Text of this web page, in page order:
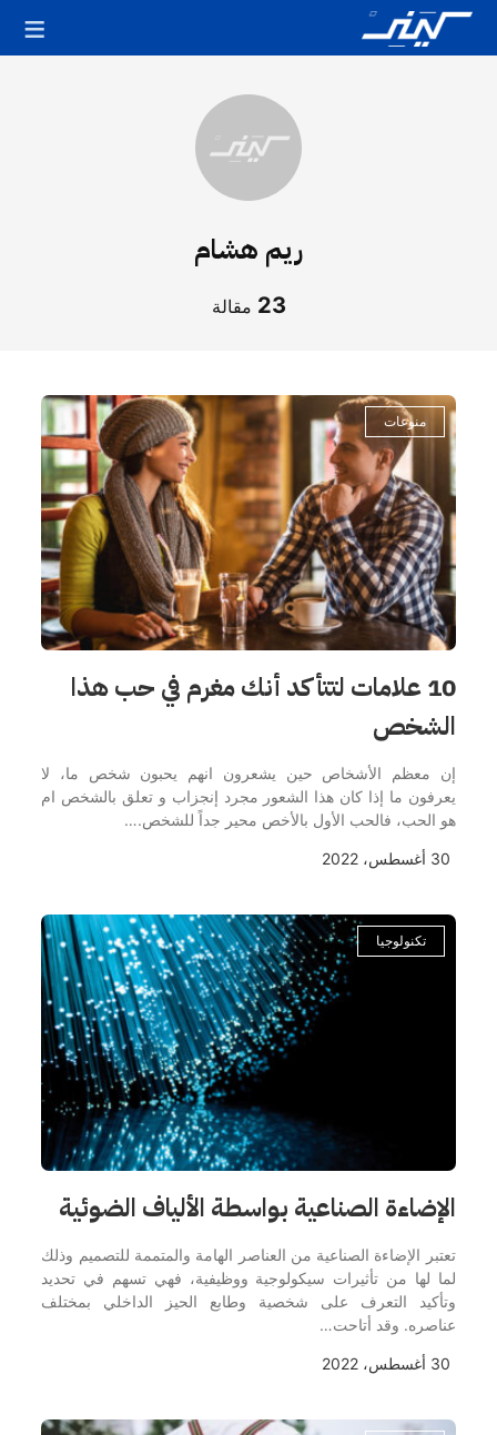
ريم هشام
23 مقالة
مقالات
الكاتبمنوعات
10 علامات لتتأكد أنك مغرم في حب هذا
الشخص
إن معظم الأشخاص حين يشعرون انهم يحبون شخص ما، لا
يعرفون ما إذا كان هذا الشعور مجرد إنجزاب و تعلق بالشخص ام
هو الحب، فالحب الأول بالأخص محير جداً للشخص.…
30 أغسطس، 2022
تكنولوجيا
الإضاءة الصناعية بواسطة الألياف الضوئية
تعتبر الإضاءة الصناعية من العناصر الهامة والمتممة للتصميم وذلك
لما لها من تأثيرات سيكولوجية ووظيفية، فهي تسهم في تحديد
وتأكيد التعرف على شخصية وطابع الحيز الداخلي بمختلف
عناصره. وقد أتاحت…
30 أغسطس، 2022